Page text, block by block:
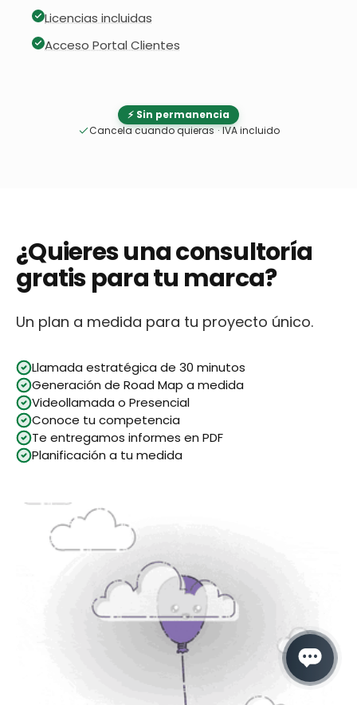
Licencias incluidas
Acceso Portal Clientes
⚡ Sin permanencia
Cancela cuando quieras · IVA incluido
¿Quieres una consultoría
gratis para tu marca?
Un plan a medida para tu proyecto único.
Llamada estratégica de 30 minutos
Generación de Road Map a medida
Videollamada o Presencial
Conoce tu competencia
Te entregamos informes en PDF
Planificación a tu medida